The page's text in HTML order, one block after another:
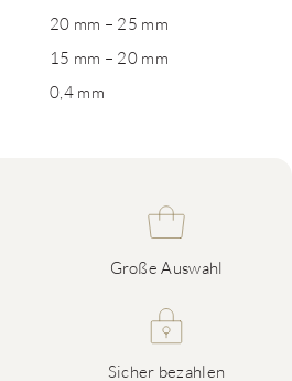
20 mm – 25 mm
15 mm – 20 mm
0,4 mm
Große Auswahl
Sicher bezahlen